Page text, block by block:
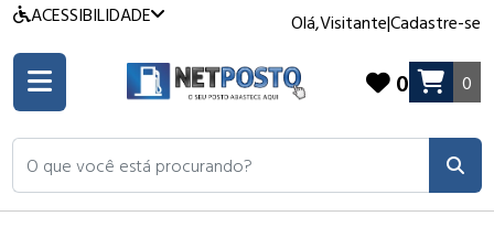
ACESSIBILIDADE Olá,Visitante|Cadastre-se
O que você está procurando?
0 0